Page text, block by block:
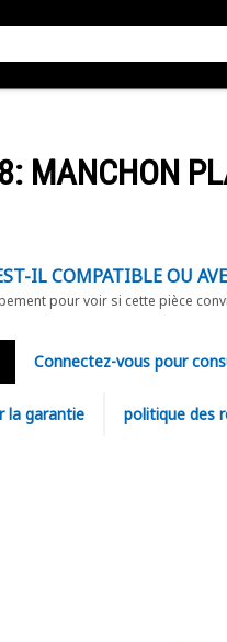
: MANCHON
IL COMPATIBLE OU
pour voir si cette pièce
Connectez-vous pour
la garantie politique des